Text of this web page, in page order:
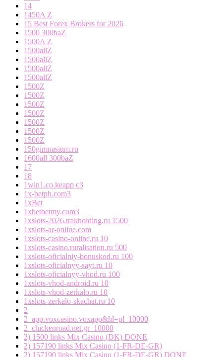
14
1450A Z
15 Best Forex Brokers for 2026
1500 300baZ
1500A Z
1500allZ
1500allZ
1500allZ
1500allZ
1500Z
1500Z
1500Z
1500Z
1500Z
1500Z
1500Z
150gimnasium.ru
1600all 300baZ
17
18
1win1.co.keapp c3
1x-betph.com3
1xBet
1xbetbetmy.com3
1xslots-2026.trakholding.ru 1500
1xslots-ar-online.com
1xslots-casino-online.ru 10
1xslots-casino.ruralisation.ru 500
1xslots-oficialniy-bonuskod.ru 100
1xslots-oficialnyy-sayt.ru 10
1xslots-oficialnyy-vhod.ru 100
1xslots-vhod-android.ru 10
1xslots-vhod-zerkalo.ru 10
1xslots-zerkalo-skachat.ru 10
2
2_app.voxcasino.voxapp&hl=pl_10000
2_chickenroad.net.gr_10000
2) 1500 links Mix Casino (DK) DONE
2) 157190 links Mix Casino (1-FR-DE-GR)
2) 157190 links Mix Casino (1-FR-DE-GR) DONE